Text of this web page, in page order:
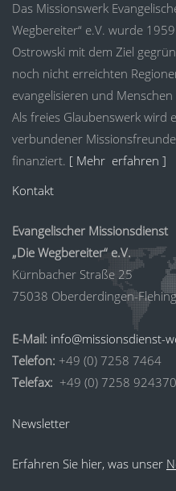
Das Missionswerk
Wegbereiter“ e.V. wurde
Ostrowski mit dem Ziel
noch nicht erreichten
evangelisieren und
Als freies Glaubenswerk wird
verbundener
finanziert. [ Mehr erfahren ]
Kontakt
Evangelischer Missionsdienst
„Die Wegbereiter“ e.V.
Kürnbacher Straße 25
75038 Oberderdingen-
E-Mail: info@missionsdienst-
Telefon: +49 (0) 7258 7464
Telefax: +49 (0) 7258 924370
Newsletter
Erfahren Sie hier, was unser